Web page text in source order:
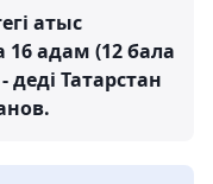
атыс
адам (12 бала
Татарстан